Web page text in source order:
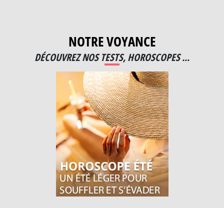
NOTRE VOYANCE
DÉCOUVREZ NOS TESTS, HOROSCOPES ...